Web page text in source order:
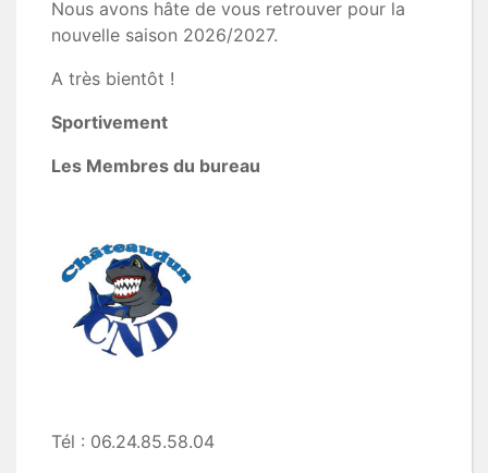
Nous avons hâte de vous retrouver pour la
nouvelle saison 2026/2027.
A très bientôt !
Sportivement
Les Membres du bureau
Tél : 06.24.85.58.04